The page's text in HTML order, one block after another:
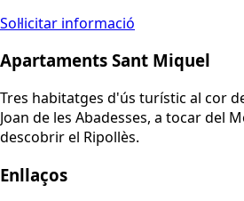
Sol·licitar informació
Apartaments Sant Miquel
Tres habitatges d'ús turístic al cor
Joan de les Abadesses, a tocar del
descobrir el Ripollès.
Enllaços